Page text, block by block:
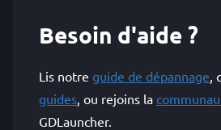
Besoin d'aide ?
Lis notre guide de dépannage,
guides, ou rejoins la
GDLauncher.